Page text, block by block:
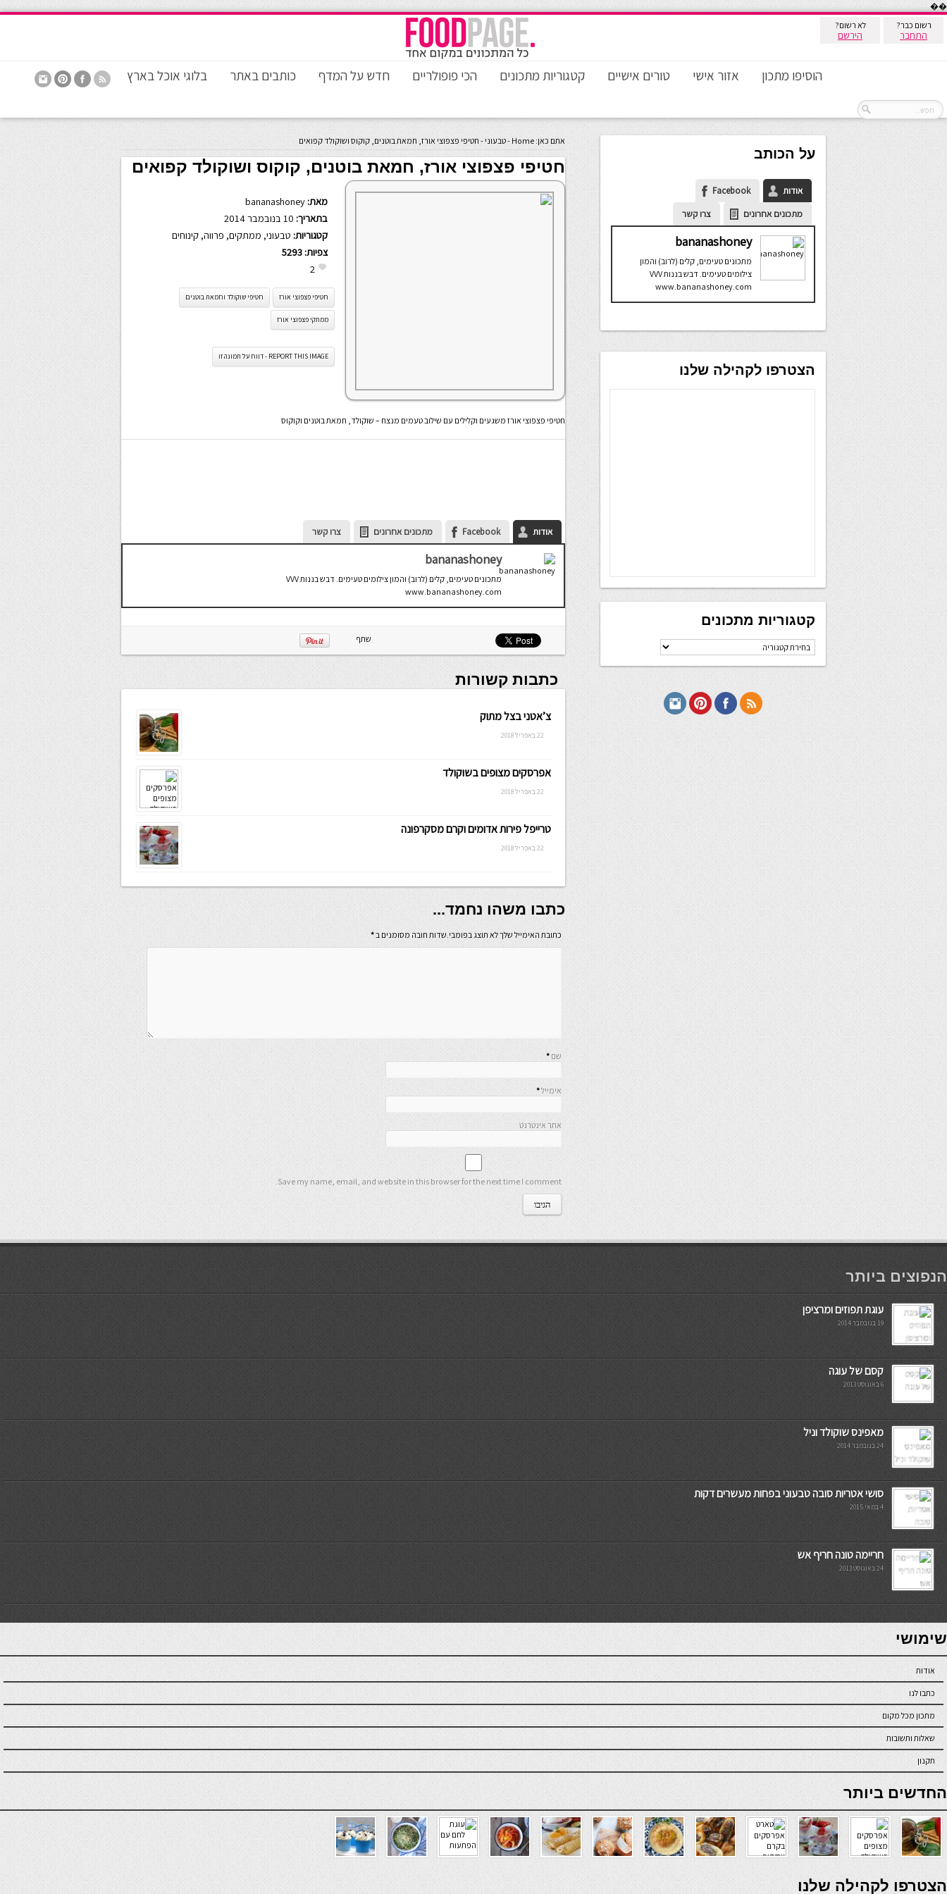
��
רשום כבר?
התחבר
לא רשום?
הירשם
הוסיפו מתכון אזור אישי טורים אישיים קטגוריות מתכונים הכי פופולריים חדש על המדף כותבים באתר בלוגי אוכל בארץ
אתם כאן: Home
-טבעוני - חטיפי פצפוצי אורז, חמאת בוטנים, קוקוס ושוקולד קפואים
חטיפי פצפוצי אורז, חמאת בוטנים, קוקוס ושוקולד קפואים
מאת: bananashoney
בתאריך:
קטגוריות: טבעוני, ממתקים, פרווה, קינוחים
צפיות: 5293
2
חטיפי פצפוצי אורז חטיפי שוקולד וחמאת בוטנים
ממתקי פצפוצי אורז
REPORT THIS IMAGE - דווח על תמונה זו
חטיפי פצפוצי אורז משגעים וקלילים עם שילוב טעמים מנצח – שוקולד, חמאת בוטנים וקוקוס
אודות Facebook מתכונים אחרונים צרו קשר
bananashoney
מתכונים טעימים, קלים (לרוב) והמון צילומים טעימים. דבש בננות VVV
www.bananashoney.com
שתף
כתבות קשורות
צ’אטני בצל מתוק
22 באפריל 2018
אפרסקים מצופים בשוקולד
22 באפריל 2018
טרייפל פירות אדומים וקרם מסקרפונה
22 באפריל 2018
כתבו משהו נחמד...
כתובת האימייל שלך לא תוצג בפומבי.שדות חובה מסומנים ב*
שם *
אימייל*
אתר אינטרנט
Save my name, email, and website in this browser for the next time I comment.
על הכותב
אודות
Facebook
מתכונים אחרונים
צרו קשר
bananashoney
מתכונים טעימים, קלים (לרוב) והמון
צילומים טעימים. דבש בננות VVV
www.bananashoney.com
הצטרפו לקהילה שלנו
קטגוריות מתכונים
קטגוריות
מתכונים
мостбет кг
הנפוצים ביותר
עוגת תפוזים ומרציפן
19 בנובמבר 2014
קסם של עוגה
6 באוגוסט 2013
מאפינס שוקולד וניל
24 בנובמבר 2014
סושי אטריות סובה טבעוני בפחות מעשרים דקות
4 במאי 2015
חריימה טונה חריף אש
24 באוגוסט 2013
7slots
seriöse online casinos österreich
שימושי
אודות
כתבו לנו
מתכון מכל מקום
שאלות ותשובות
תקנון
online casino
החדשים ביותר
verde casino
הצטרפו לקהילה שלנו